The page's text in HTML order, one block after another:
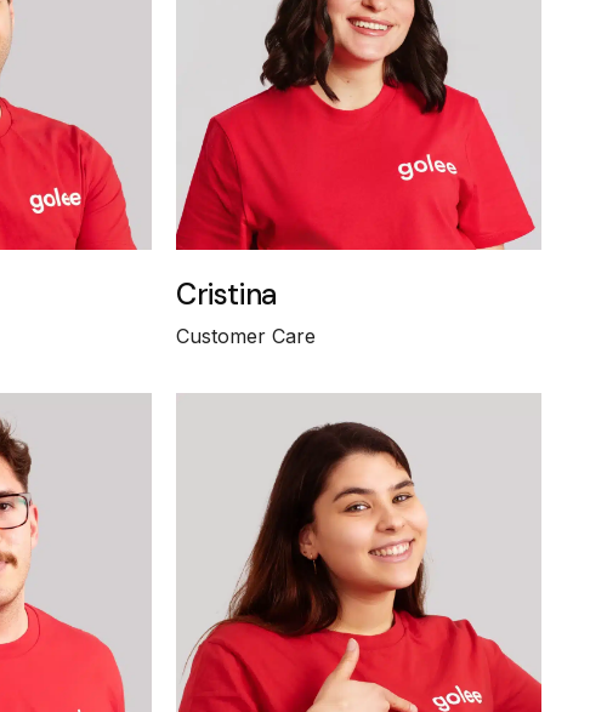
Cristina
Customer Care